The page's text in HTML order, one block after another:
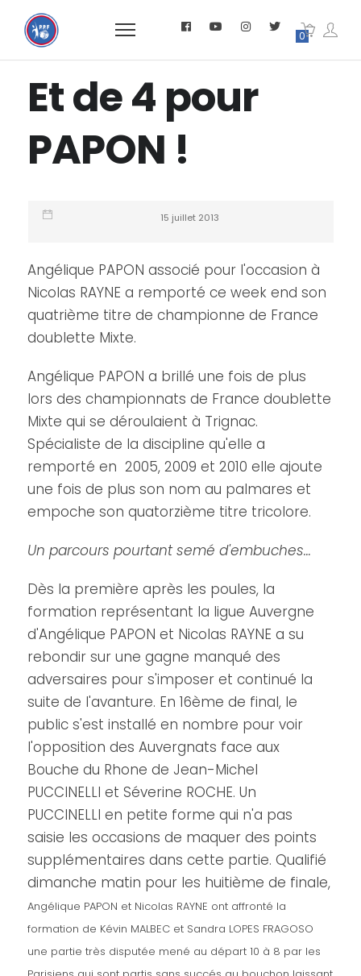
0
Et de 4 pour
PAPON !
15 juillet 2013
Angélique PAPON associé pour l'occasion à
Nicolas RAYNE a remporté ce week end son
quatrième titre de championne de France
doublette Mixte.
Angélique PAPON a brillé une fois de plus
lors des championnats de France doublette
Mixte qui se déroulaient à Trignac.
Spécialiste de la discipline qu'elle a
remporté en 2005, 2009 et 2010 elle ajoute
une fois de plus son nom au palmares et
empoche son quatorzième titre tricolore.
Un parcours pourtant semé d'embuches…
Dès la première après les poules, la
formation représentant la ligue Auvergne
d'Angélique PAPON et Nicolas RAYNE a su
rebondir sur une gagne manqué des
adversaires pour s'imposer et continué la
suite de l'avanture. En 16ème de final, le
public s'est installé en nombre pour voir
l'opposition des Auvergnats face aux
Bouche du Rhone de Jean-Michel
PUCCINELLI et Séverine ROCHE. Un
PUCCINELLI en petite forme qui n'a pas
saisie les occasions de maquer des points
supplémentaires dans cette partie. Qualifié
dimanche matin pour les huitième de finale,
Angélique PAPON et Nicolas RAYNE ont affronté la
formation de Kévin MALBEC et Sandra LOPES FRAGOSO
une partie très disputée mené au départ 10 à 8 par les